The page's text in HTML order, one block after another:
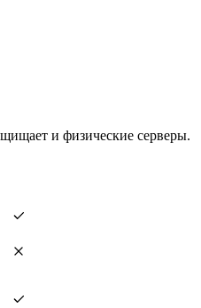
и физические серверы.